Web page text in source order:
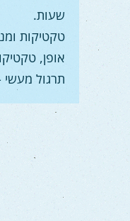
שעות.
טקטיקות
אופן,
תרגול מעשי